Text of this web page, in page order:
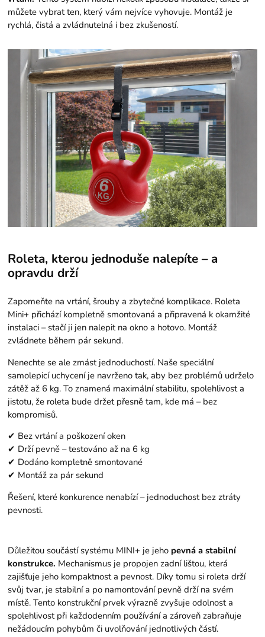
můžete vybrat ten, který vám nejvíce vyhovuje. Montáž je
rychlá, čistá a zvládnutelná i bez zkušeností.
Roleta, kterou jednoduše nalepíte – a
opravdu drží
Zapomeňte na vrtání, šrouby a zbytečné komplikace. Roleta
Mini+ přichází kompletně smontovaná a připravená k okamžité
instalaci – stačí ji jen nalepit na okno a hotovo. Montáž
zvládnete během pár sekund.
Nenechte se ale zmást jednoduchostí. Naše speciální
samolepicí uchycení je navrženo tak, aby bez problémů udrželo
zátěž až 6 kg. To znamená maximální stabilitu, spolehlivost a
jistotu, že roleta bude držet přesně tam, kde má – bez
kompromisů.
✔ Bez vrtání a poškození oken
✔ Drží pevně – testováno až na 6 kg
✔ Dodáno kompletně smontované
✔ Montáž za pár sekund
Řešení, které konkurence nenabízí – jednoduchost bez ztráty
pevnosti.
Důležitou součástí systému MINI+ je jeho pevná a stabilní
konstrukce. Mechanismus je propojen zadní lištou, která
zajišťuje jeho kompaktnost a pevnost. Díky tomu si roleta drží
svůj tvar, je stabilní a po namontování pevně drží na svém
místě. Tento konstrukční prvek výrazně zvyšuje odolnost a
spolehlivost při každodenním používání a zároveň zabraňuje
nežádoucím pohybům či uvolňování jednotlivých částí.